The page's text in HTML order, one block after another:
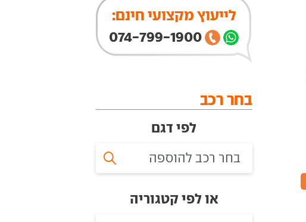
לייעוץ מקצועי חינם:
074-799-1900
בחר רכב
לפי דגם
או לפי קטגוריה